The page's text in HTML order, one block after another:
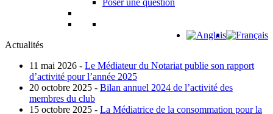
Poser une question
Actualités
11 mai 2026 - Le Médiateur du Notariat publie son rapport
d’activité pour l’année 2025
20 octobre 2025 - Bilan annuel 2024 de l’activité des
membres du club
15 octobre 2025 - La Médiatrice de la consommation pour la